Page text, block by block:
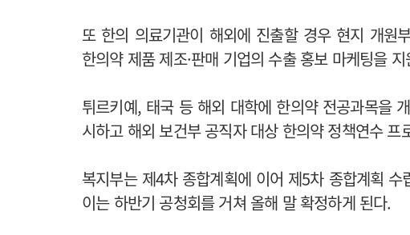
또 한의 의료기관이 해외에 진출할 경우 현지 개원
한의약 제품 제조·판매 기업의 수출 홍보 마케팅을 지
튀르키예, 태국 등 해외 대학에 한의약 전공과목을
시하고 해외 보건부 공직자 대상 한의약 정책연수 프
복지부는 제4차 종합계획에 이어 제5차 종합계획
이는 하반기 공청회를 거쳐 올해 말 확정하게 된다.